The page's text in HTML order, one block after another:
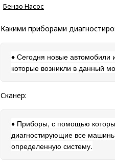
Бензо Насос
Какими приборами
♦ Сегодня новые автомобили
которые возникли в данный
Сканер:
♦ Приборы, с помощью
диагностирующие все машины.
определенную систему.